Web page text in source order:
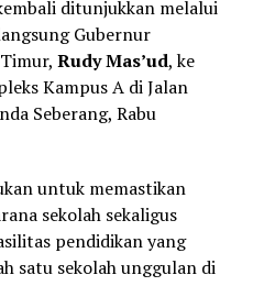
ditunjukkan melalui
Gubernur
Rudy Mas’ud, ke
Kampus A di Jalan
Seberang, Rabu
untuk memastikan
sekolah sekaligus
pendidikan yang
satu sekolah unggulan di